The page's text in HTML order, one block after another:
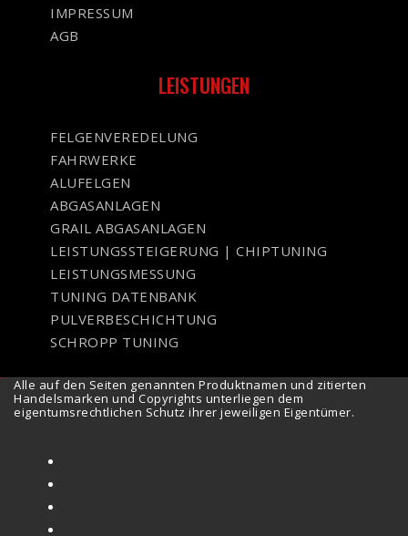
IMPRESSUM
AGB
LEISTUNGEN
FELGENVEREDELUNG
FAHRWERKE
ALUFELGEN
ABGASANLAGEN
GRAIL ABGASANLAGEN
LEISTUNGSSTEIGERUNG | CHIPTUNING
LEISTUNGSMESSUNG
TUNING DATENBANK
PULVERBESCHICHTUNG
SCHROPP TUNING
Alle auf den Seiten genannten Produktnamen und zitierten
Handelsmarken und Copyrights unterliegen dem
eigentumsrechtlichen Schutz ihrer jeweiligen Eigentümer.